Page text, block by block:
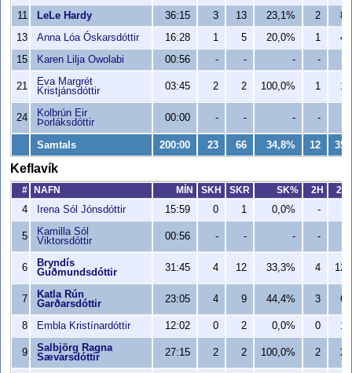
11
LeLe Hardy 36:15 3 13 23,1% 2
8
13
Anna Lóa Óskarsdóttir 16:28 1 5 20,0% 1
4
15
Karen Lilja Owolabi 00:56 - - - -
21
Eva Margrét
Kristjánsdóttir
03:45 2 2 100,0% 1 1
24
Kolbrún Eir
Þorláksdóttir
00:00 - - - -
Samtals 200:00 23 66 34,8% 12 35
Keflavík
# NAFN MÍN SKH SKR SK% 2H
2R
4
Irena Sól Jónsdóttir 15:59 0 1 0,0% -
5
Kamilla Sól
Viktorsdóttir
00:56 - - - -
6
Bryndís
Guðmundsdóttir
31:45 4 12 33,3% 4 12
7
Katla Rún
Garðarsdóttir
23:05 4 9 44,4% 3 6
8 Embla Kristínardóttir 12:02 0 2 0,0% 0 1
9
Salbjörg Ragna
Sævarsdóttir
27:15 2 2 100,0% 2 2